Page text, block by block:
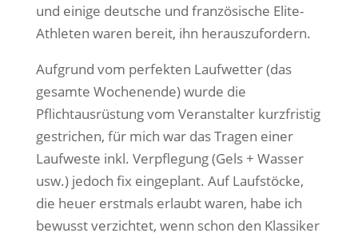
und einige deutsche und französische Elite-
Athleten waren bereit, ihn herauszufordern.
Aufgrund vom perfekten Laufwetter (das
gesamte Wochenende) wurde die
Pflichtausrüstung vom Veranstalter kurzfristig
gestrichen, für mich war das Tragen einer
Laufweste inkl. Verpflegung (Gels + Wasser
usw.) jedoch fix eingeplant. Auf Laufstöcke,
die heuer erstmals erlaubt waren, habe ich
bewusst verzichtet, wenn schon den Klassiker